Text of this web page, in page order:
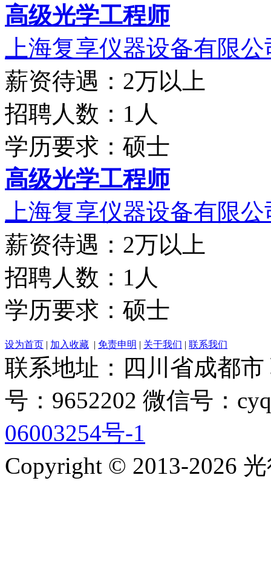
高级光学工程师
上海复享仪器设备有限公
薪资待遇：2万以上
招聘人数：1人
学历要求：硕士
高级光学工程师
上海复享仪器设备有限公
薪资待遇：2万以上
招聘人数：1人
学历要求：硕士
设为首页 | 加入收藏 | 免责申明 | 关于我们 | 联系我们
联系地址：四川省成都市
号：9652202 微信号：
06003254号-1
Copyright © 2013-2026